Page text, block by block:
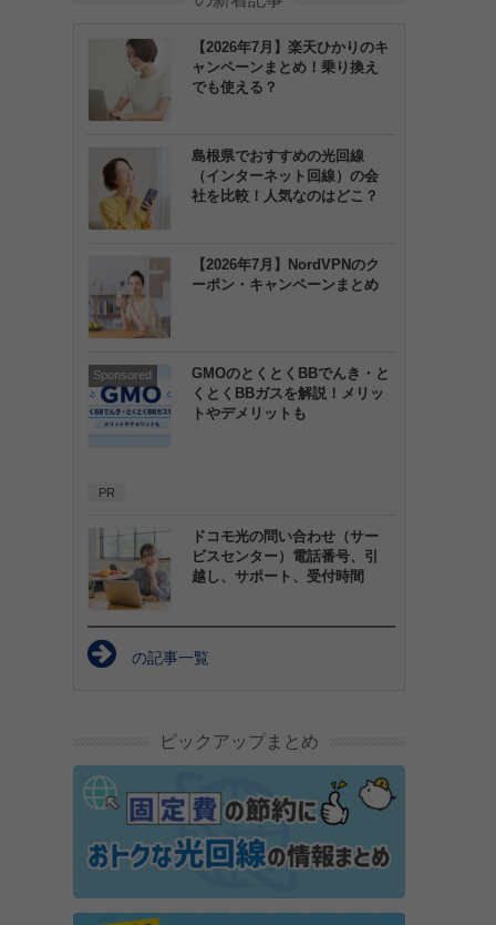
【2026年7月】楽天ひかりのキ
ャンペーンまとめ！乗り換え
でも使える？
島根県でおすすめの光回線
（インターネット回線）の会
社を比較！人気なのはどこ？
【2026年7月】NordVPNのク
ーポン・キャンペーンまとめ
GMOのとくとくBBでんき・と
くとくBBガスを解説！メリッ
トやデメリットも
PR
ドコモ光の問い合わせ（サー
ビスセンター）電話番号、引
越し、サポート、受付時間
の記事一覧
ピックアップまとめ